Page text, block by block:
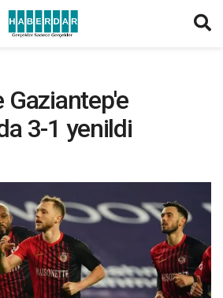
Gaziantep'e
3-1 yenildi